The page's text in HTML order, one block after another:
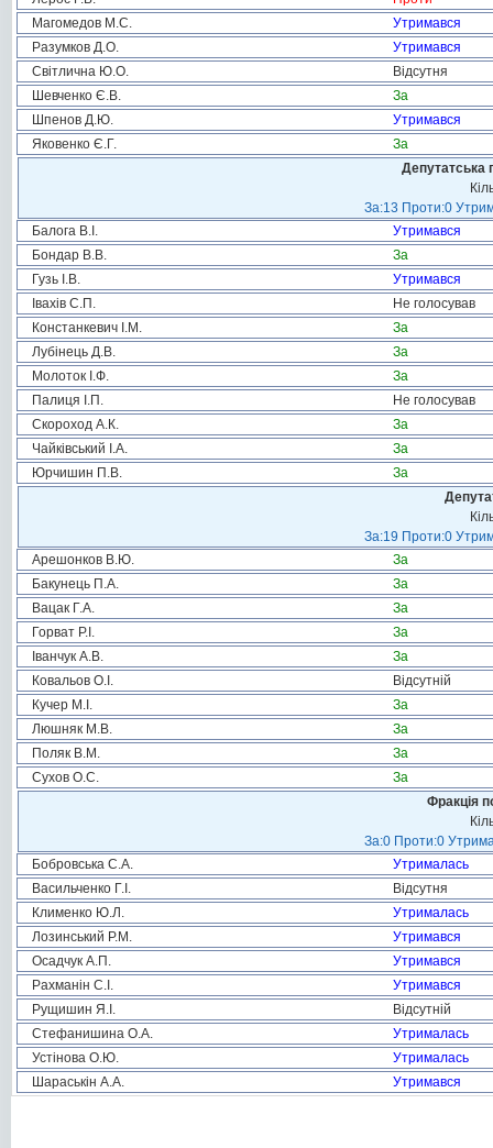
Магомедов М.С.
Утримався
Разумков Д.О.
Утримався
Світлична Ю.О.
Відсутня
Шевченко Є.В.
За
Шпенов Д.Ю.
Утримався
Яковенко Є.Г.
За
Депутатська
За:13 Проти:0
Балога В.І.
Утримався
Бондар В.В.
За
Гузь І.В.
Утримався
Івахів С.П.
Не голосував
Констанкевич І.М.
За
Лубінець Д.В.
За
Молоток І.Ф.
За
Палиця І.П.
Не голосував
Скороход А.К.
За
Чайківський І.А.
За
Юрчишин П.В.
За
За:19 Проти:0
Арешонков В.Ю.
За
Бакунець П.А.
За
Вацак Г.А.
За
Горват Р.І.
За
Іванчук А.В.
За
Ковальов О.І.
Відсутній
Кучер М.І.
За
Люшняк М.В.
За
Поляк В.М.
За
Сухов О.С.
За
Фракція
За:0 Проти:0
Бобровська С.А.
Утрималась
Васильченко Г.І.
Відсутня
Клименко Ю.Л.
Утрималась
Лозинський Р.М.
Утримався
Осадчук А.П.
Утримався
Рахманін С.І.
Утримався
Рущишин Я.І.
Відсутній
Стефанишина О.А.
Утрималась
Устінова О.Ю.
Утрималась
Шараськін А.А.
Утримався